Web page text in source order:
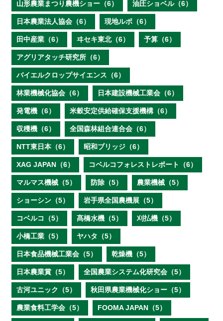
山形農業まつり農機ショー（6） 油圧ショベル（6）
日本農業法人協会（6） 現地ルポ（6）
田中産業（6） ヰセキ東北（6） 予算（6）
アグリアタッチ研究所（6）
バイエルクロップサイエンス（6）
林業機械化協会（6） 日本建設機械工業会（6）
発電機（6） 米穀安定供給確保支援機構（6）
収穫機（6） 全国森林組合連合会（6）
NTT東日本（6） 昭和ブリッジ（6）
XAG JAPAN（6） コベルコフォレストレポート（6）
マルマス機械（5） 防除（5） 農業機械（5）
ショーシン（5） 岩手県全国農機展（5）
コベルコ（5） 髙橋水機（5） 刈払機（5）
小橋工業（5） ヤハタ（5）
日本食品機械工業会（5） 乾燥機（5）
日本農業賞（5） 全国農業システム化研究会（5）
古河ユニック（5） 秋田県農業機械化ショー（5）
農業食料工学会（5） FOOMA JAPAN（5）